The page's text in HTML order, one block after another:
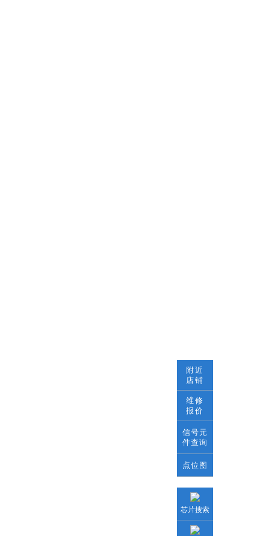
附近
店铺
维修
报价
信号元
件查询
点位图
芯片搜索